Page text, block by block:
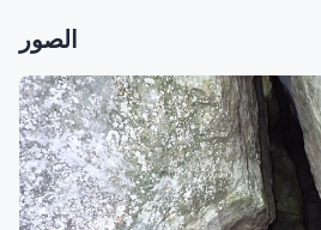
الصور